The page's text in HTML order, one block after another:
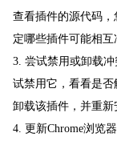
查看插件的源代码
定哪些插件可能相互
3. 尝试禁用或卸载
试禁用它，看看是
卸载该插件，并重新
4. 更新Chrome浏览